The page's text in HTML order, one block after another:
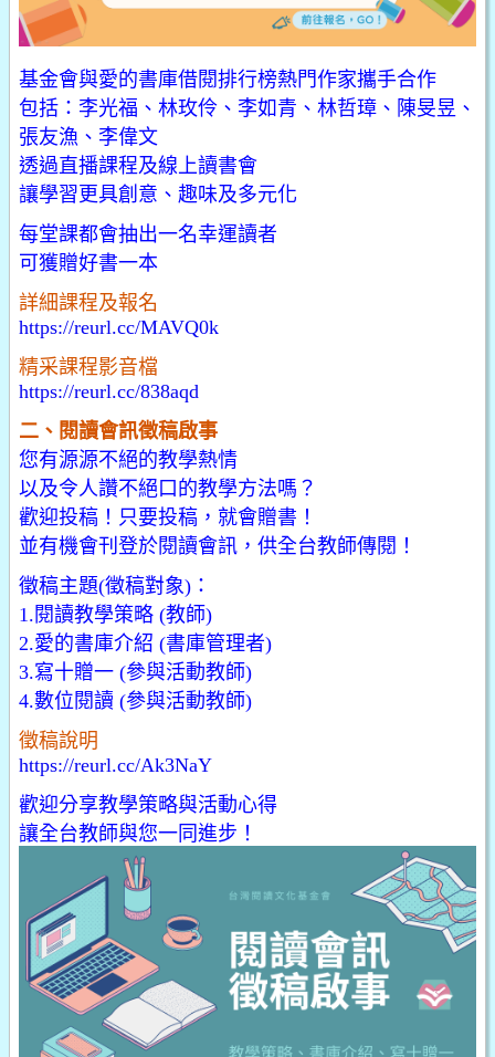
基金會與愛的書庫借閱排行榜熱門作家攜手合作
包括：李光福、林玫伶、李如青、林哲璋、陳旻昱、
張友漁、李偉文
透過直播課程及線上讀書會
讓學習更具創意、趣味及多元化
每堂課都會抽出一名幸運讀者
可獲贈好書一本
詳細課程及報名
https://reurl.cc/MAVQ0k
精采課程影音檔
https://reurl.cc/838aqd
二、閱讀會訊徵稿啟事
您有源源不絕的教學熱情
以及令人讚不絕口的教學方法嗎？
歡迎投稿！只要投稿，就會贈書！
並有機會刊登於閱讀會訊，供全台教師傳閱！
徵稿主題(徵稿對象)：
1.閱讀教學策略 (教師)
2.愛的書庫介紹 (書庫管理者)
3.寫十贈一 (參與活動教師)
4.數位閱讀 (參與活動教師)
徵稿說明
https://reurl.cc/Ak3NaY
歡迎分享教學策略與活動心得
讓全台教師與您一同進步！